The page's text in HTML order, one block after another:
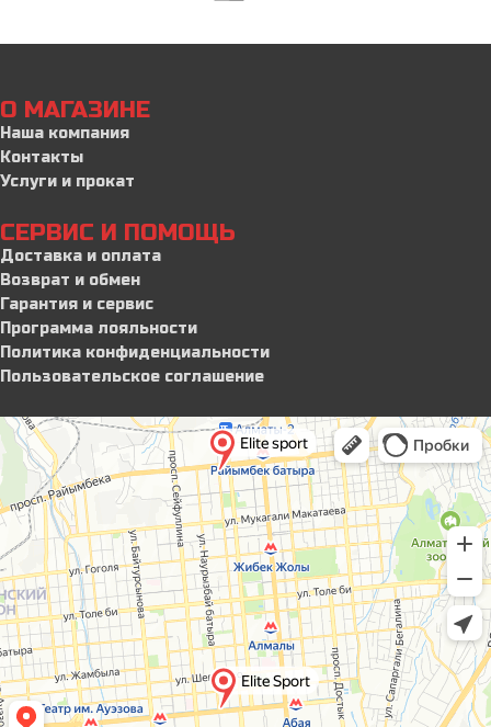
О МАГАЗИНЕ
Наша компания
Контакты
Услуги и прокат
СЕРВИС И ПОМОЩЬ
Доставка и оплата
Возврат и обмен
Гарантия и сервис
Программа лояльности
Политика конфиденциальности
Пользовательское соглашение